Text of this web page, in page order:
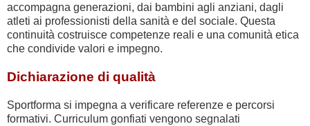
accompagna generazioni, dai bambini agli anziani, dagli
atleti ai professionisti della sanità e del sociale. Questa
continuità costruisce competenze reali e una comunità etica
che condivide valori e impegno.
Dichiarazione di qualità
Sportforma si impegna a verificare referenze e percorsi
formativi. Curriculum gonfiati vengono segnalati